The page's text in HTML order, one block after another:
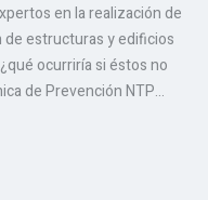
en la realización de
estructuras y edificios
ocurriría si éstos no
de Prevención NTP…